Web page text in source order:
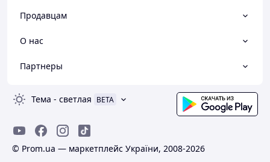
Продавцам
О нас
Партнеры
Тема - светлая BETA
© Prom.ua — маркетплейс України, 2008-2026